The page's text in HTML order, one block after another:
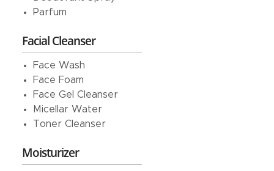
Parfum
Facial Cleanser
Face Wash
Face Foam
Face Gel Cleanser
Micellar Water
Toner Cleanser
Moisturizer